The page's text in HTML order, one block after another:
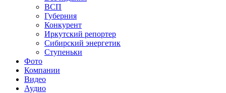
ВСП
Губерния
Конкурент
Иркутский репортер
Сибирский энергетик
Ступеньки
Фото
Компании
Видео
Аудио